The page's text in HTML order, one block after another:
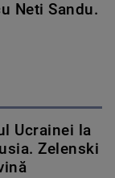
Neti Sandu.
Ucrainei la
Zelenski